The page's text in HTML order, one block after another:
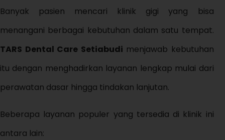
Banyak pasien mencari klinik gigi yang bisa
menangani berbagai kebutuhan dalam satu tempat.
TARS Dental Care Setiabudi menjawab kebutuhan
itu dengan menghadirkan layanan lengkap mulai dari
perawatan dasar hingga tindakan lanjutan.
Beberapa layanan populer yang tersedia di klinik ini
antara lain: